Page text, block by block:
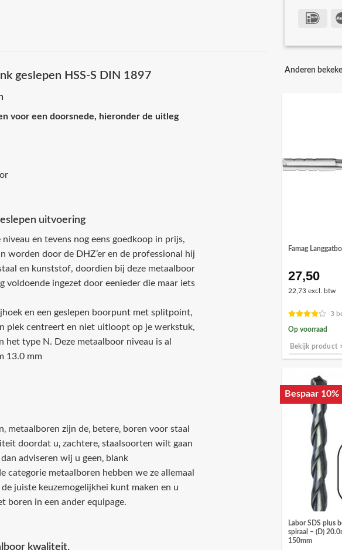
geslepen HSS-S DIN 1897
voor een doorsnede, hieronder de uitleg
uitvoering
en tevens nog eens goedkoop in prijs,
worden door de DHZ’er en de professional hij
en kunststof, doordien bij deze metaalboor
voldoende ingezet door eenieder die maar iets
en een geslepen boorpunt met splitpoint,
plek centreert en niet uitloopt op je werkstuk,
type N. Deze metaalboor niveau is al
13.0 mm
metaalboren zijn de‚ betere‚ boren voor staal
doordat u‚ zachtere‚ staalsoorten wilt gaan
adviseren wij u geen‚ blank
categorie metaalboren hebben we ze allemaal
juiste keuzemogelijkhei kunt maken en u
boren in een ander equipage.
kwaliteit.
Anderen
Famag
27,50
22,73 excl. btw
3
Op voorraad
Bekijk product
Bespaar 10%
Labor SDS plus
spiraal – (D)
150mm